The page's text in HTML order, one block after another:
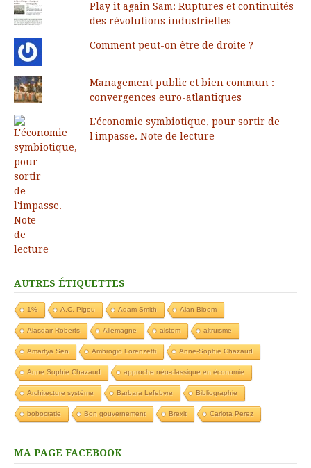
Play it again Sam: Ruptures et continuités
des révolutions industrielles
Comment peut-on être de droite ?
Management public et bien commun :
convergences euro-atlantiques
L'économie symbiotique, pour sortir de
l'impasse. Note de lecture
AUTRES ÉTIQUETTES
1% A.C. Pigou Adam Smith Alan Bloom
Alasdair Roberts Allemagne alstom altruisme
Amartya Sen Ambrogio Lorenzetti Anne-Sophie Chazaud
Anne Sophie Chazaud approche néo-classique en économie
Architecture système Barbara Lefebvre Bibliographie
bobocratie Bon gouvernement Brexit Carlota Perez
MA PAGE FACEBOOK